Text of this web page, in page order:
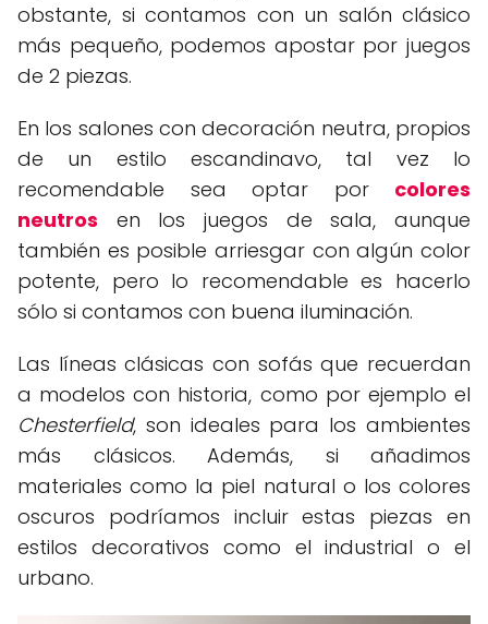
obstante, si contamos con un salón clásico
más pequeño, podemos apostar por juegos
de 2 piezas.
En los salones con decoración neutra, propios
de un estilo escandinavo, tal vez lo
recomendable sea optar por colores
neutros en los juegos de sala, aunque
también es posible arriesgar con algún color
potente, pero lo recomendable es hacerlo
sólo si contamos con buena iluminación.
Las líneas clásicas con sofás que recuerdan
a modelos con historia, como por ejemplo el
Chesterfield, son ideales para los ambientes
más clásicos. Además, si añadimos
materiales como la piel natural o los colores
oscuros podríamos incluir estas piezas en
estilos decorativos como el industrial o el
urbano.